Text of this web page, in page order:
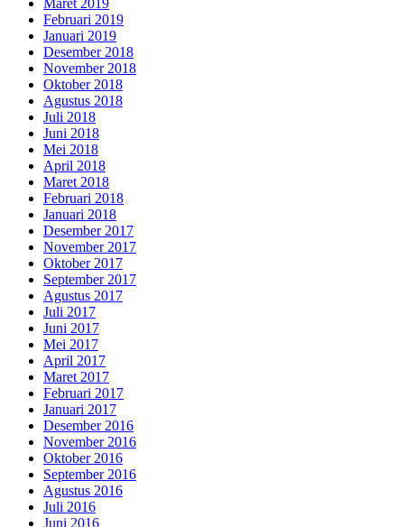
Maret 2019
Februari 2019
Januari 2019
Desember 2018
November 2018
Oktober 2018
Agustus 2018
Juli 2018
Juni 2018
Mei 2018
April 2018
Maret 2018
Februari 2018
Januari 2018
Desember 2017
November 2017
Oktober 2017
September 2017
Agustus 2017
Juli 2017
Juni 2017
Mei 2017
April 2017
Maret 2017
Februari 2017
Januari 2017
Desember 2016
November 2016
Oktober 2016
September 2016
Agustus 2016
Juli 2016
Juni 2016